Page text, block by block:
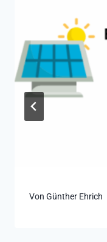
Von Günther Ehrich